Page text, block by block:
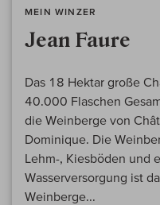
MEIN WINZER
Jean Faure
Das 18 Hektar große
40.000 Flaschen
die Weinberge von
Dominique. Die
Lehm-, Kiesböden und
Wasserversorgung ist
Weinberge...